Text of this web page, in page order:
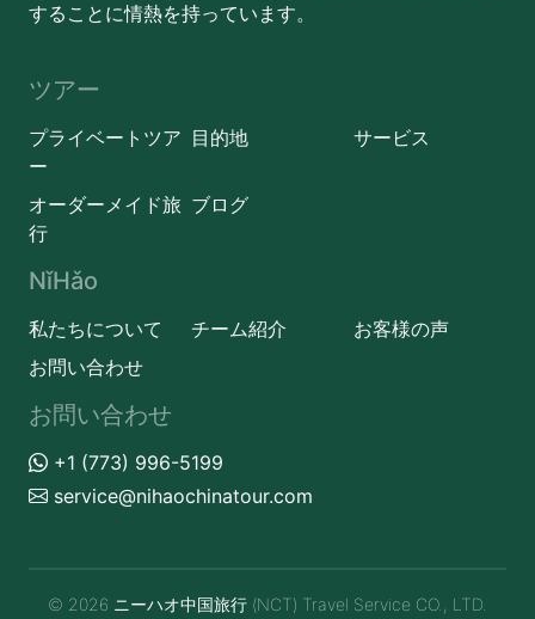
することに情熱を持っています。
ツアー
プライベートツア
ー
目的地 サービス
オーダーメイド旅
行
ブログ
NǐHǎo
私たちについて チーム紹介
お客様の声
お問い合わせ
お問い合わせ
+1 (773) 996-5199
service@nihaochinatour.com
© 2026 ニーハオ中国旅行 (NCT) Travel Service CO., LTD.